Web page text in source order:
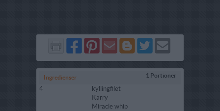
Del
på
Facebook
Del
på
Pinterest
Send
via
GMail
Del
på
Blogger
Del
på
Twitter
Send
Ingredienser 1 Portioner
4
kyllingfilet
Karry
Miracle whip